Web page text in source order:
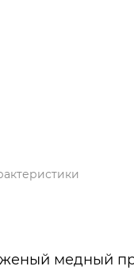
медный